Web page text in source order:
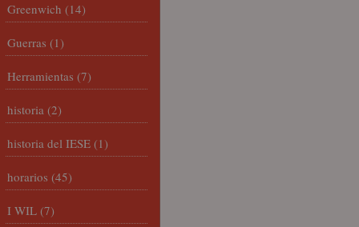
Greenwich (14)
Guerras (1)
Herramientas (7)
historia (2)
historia del IESE (1)
horarios (45)
I WIL (7)